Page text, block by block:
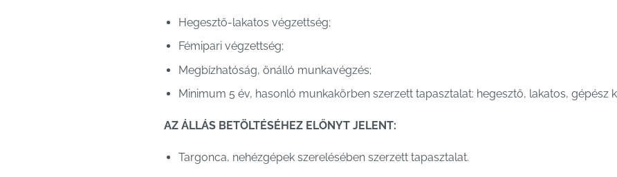
Hegesztő-lakatos végzettség;
Fémipari végzettség;
Megbízhatóság, önálló munkavégzés;
Minimum 5 év, hasonló munkakörben szerzett tapasztalat: hegesztő, lakatos, gépész
AZ ÁLLÁS BETÖLTÉSÉHEZ ELŐNYT JELENT:
Targonca, nehézgépek szerelésében szerzett tapasztalat.